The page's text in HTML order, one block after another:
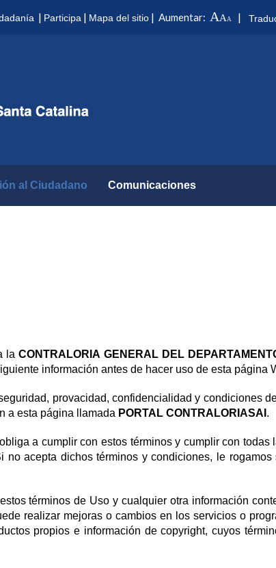
| Participa | Mapa del sitio | Aumentar: AA A |
al Ciudadano Comunicaciones
laCONTRALORIA GENERAL DEL
información antes de hacer uso de esta página
provacidad, confidencialidad y condiciones
a esta página llamada PORTAL CONTRALORIASAI .
a cumplir con estos términos y cumplir con todas
acepta dichos términos y condiciones, le
términos de Uso y cualquier otra información
realizar mejoras o cambios en los servicios o
propios e información de copyright, cuyos